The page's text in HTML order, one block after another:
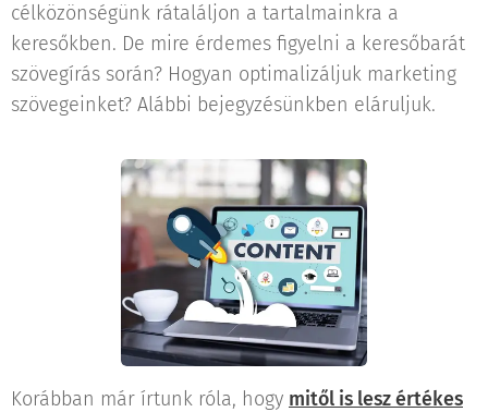
célközönségünk rátaláljon a tartalmainkra a
keresőkben. De mire érdemes figyelni a keresőbarát
szövegírás során? Hogyan optimalizáljuk marketing
szövegeinket? Alábbi bejegyzésünkben eláruljuk.
Korábban már írtunk róla, hogy mitől is lesz értékes